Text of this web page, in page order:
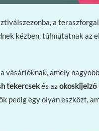
a
kézben, túlmutatnak az
amely
tekercsekés azokoskijelző
pedig egy olyan eszközt,